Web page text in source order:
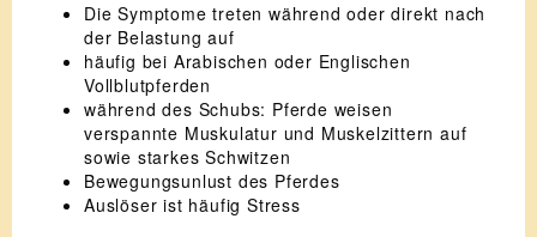
Die Symptome treten während oder direkt nach
der Belastung auf
häufig bei Arabischen oder Englischen
Vollblutpferden
während des Schubs: Pferde weisen
verspannte Muskulatur und Muskelzittern auf
sowie starkes Schwitzen
Bewegungsunlust des Pferdes
Auslöser ist häufig Stress